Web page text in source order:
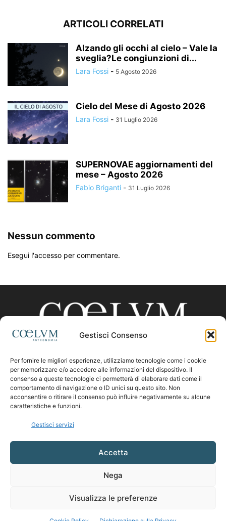
Gestisci Consenso
Per fornire le migliori esperienze, utilizziamo tecnologie come i cookie
per memorizzare e/o accedere alle informazioni del dispositivo. Il
consenso a queste tecnologie ci permetterà di elaborare dati come il
comportamento di navigazione o ID unici su questo sito. Non
acconsentire o ritirare il consenso può influire negativamente su alcune
caratteristiche e funzioni.
Gestisci servizi
Accetta
Nega
Visualizza le preferenze
ARTICOLI CORRELATI
Alzando gli occhi al cielo – Vale la
sveglia?Le congiunzioni di...
Lara Fossi - 5 Agosto 2026
Cielo del Mese di Agosto 2026
Lara Fossi - 31 Luglio 2026
SUPERNOVAE aggiornamenti del
mese – Agosto 2026
Fabio Briganti - 31 Luglio 2026
Nessun commento
Esegui l'accesso per commentare.
CHI SIAMO
Contattaci:coelumastro@coelum.com